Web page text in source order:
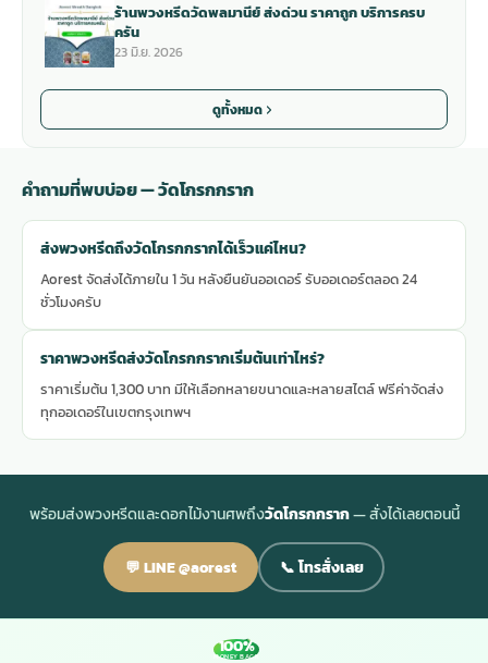
ร้านพวงหรีดวัดพลมานีย์ ส่งด่วน ราคาถูก บริการครบ
ครัน
23 มิ.ย. 2026
ดูทั้งหมด
คำถามที่พบบ่อย — วัดโกรกกราก
ส่งพวงหรีดถึงวัดโกรกกรากได้เร็วแค่ไหน?
Aorest จัดส่งได้ภายใน 1 วัน หลังยืนยันออเดอร์ รับออเดอร์ตลอด 24
ชั่วโมงครับ
ราคาพวงหรีดส่งวัดโกรกกรากเริ่มต้นเท่าไหร่?
ราคาเริ่มต้น 1,300 บาท มีให้เลือกหลายขนาดและหลายสไตล์ ฟรีค่าจัดส่ง
ทุกออเดอร์ในเขตกรุงเทพฯ
พร้อมส่งพวงหรีดและดอกไม้งานศพถึงวัดโกรกกราก— สั่งได้เลยตอนนี้
💬 LINE @aorest 📞 โทรสั่งเลย
100%
MONEY BACK